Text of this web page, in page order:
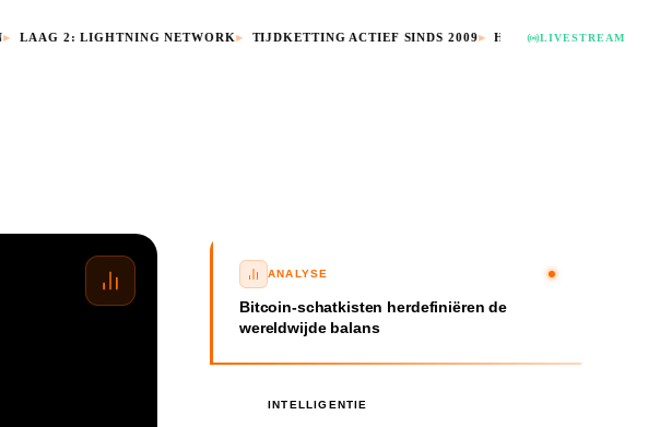
LAAG 2: LIGHTNING NETWORK▸ TIJDKETTING ACTIEF SINDS 2009▸ HASH RATE:LIVESTREAM
ANALYSE
Bitcoin-schatkisten herdefiniëren de
wereldwijde balans
INTELLIGENTIE